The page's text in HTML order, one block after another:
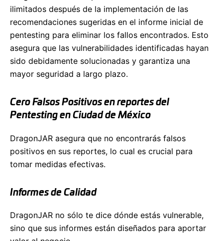
ilimitados después de la implementación de las
recomendaciones sugeridas en el informe inicial de
pentesting para eliminar los fallos encontrados. Esto
asegura que las vulnerabilidades identificadas hayan
sido debidamente solucionadas y garantiza una
mayor seguridad a largo plazo.
Cero Falsos Positivos en reportes del
Pentesting en Ciudad de México
DragonJAR asegura que no encontrarás falsos
positivos en sus reportes, lo cual es crucial para
tomar medidas efectivas.
Informes de Calidad
DragonJAR no sólo te dice dónde estás vulnerable,
sino que sus informes están diseñados para aportar